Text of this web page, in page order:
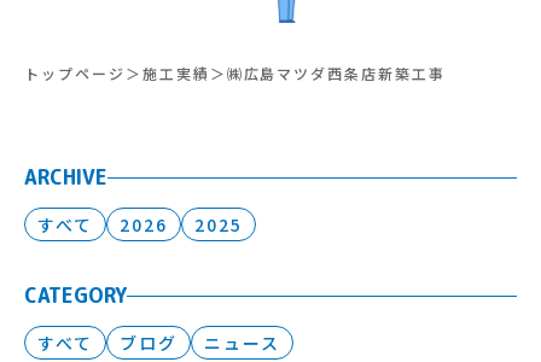
トップページ 施工実績 ㈱広島マツダ西条店新築工事
ARCHIVE
すべて 2026 2025
CATEGORY
すべて ブログ ニュース